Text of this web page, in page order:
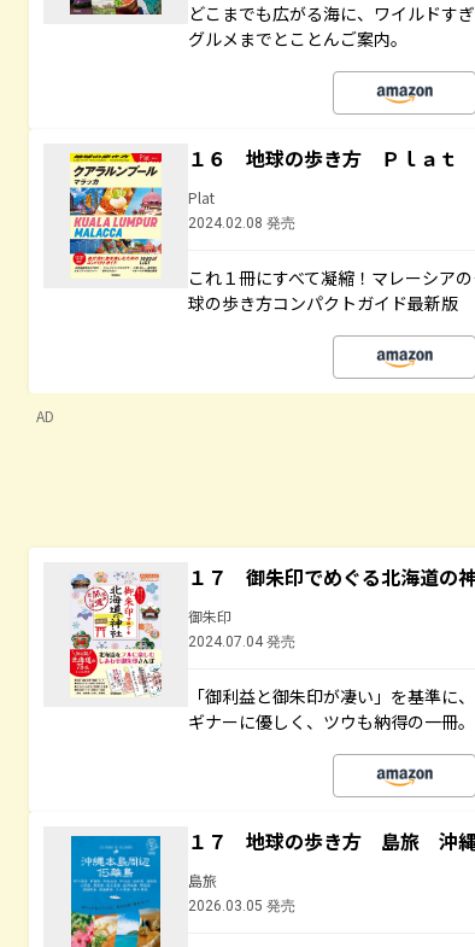
どこまでも広がる海に、ワイルドす
グルメまでとことんご案内。
１６ 地球の歩き方 Ｐｌａｔ
Plat
2024.02.08 発売
これ１冊にすべて凝縮！マレーシア
球の歩き方コンパクトガイド最新版
AD
１７ 御朱印でめぐる北海道
御朱印
2024.07.04 発売
「御利益と御朱印が凄い」を基準に
ギナーに優しく、ツウも納得の一冊。
１７ 地球の歩き方 島旅 沖
島旅
2026.03.05 発売